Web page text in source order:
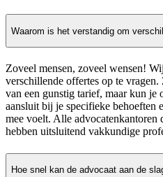
Waarom is het verstandig om
Zoveel mensen, zoveel wensen!
verschillende offertes op te
van een gunstig tarief, maar kun je
aansluit bij je specifieke behoeften
mee voelt. Alle advocatenkantoren
hebben uitsluitend vakkundige
Hoe snel kan de advocaat aan de